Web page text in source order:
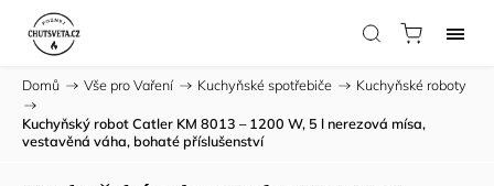
Domů / Vše pro Vaření / Kuchyňské spotřebiče /
Kuchyňské roboty
/
Kuchyňský robot Catler KM 8013 – 1200 W, 5 l nerezová mísa,
vestavěná váha, bohaté příslušenství